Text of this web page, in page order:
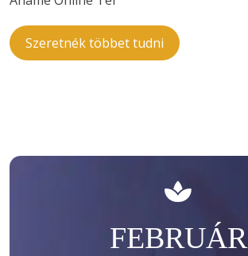
Szeretnék többet tudni
FEBRUÁR